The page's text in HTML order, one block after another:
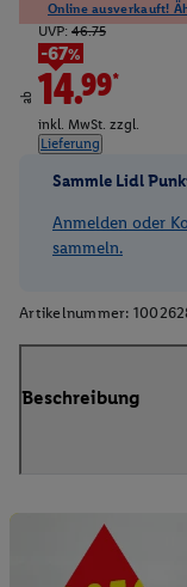
Online ausverkauft!
ab
UVP: 46.75
-67%
14.99*
inkl. MwSt. zzgl.
Lieferung
Sammle Lidl
Anmelden oder
sammeln.
Artikelnummer:
Beschreibung